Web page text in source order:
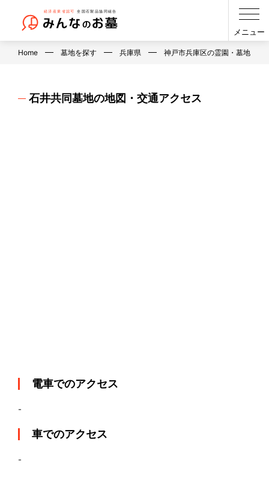
メニュー
Home 墓地を探す 兵庫県 神戸市兵庫区の霊園・墓地・お
石井共同墓地の地図・交通アクセス
電車でのアクセス
-
車でのアクセス
-